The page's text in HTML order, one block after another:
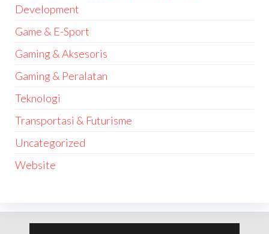
Development
Game & E-Sport
Gaming & Aksesoris
Gaming & Peralatan
Teknologi
Transportasi & Futurisme
Uncategorized
Website